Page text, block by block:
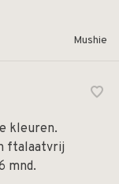
Mushie
kleuren.
ftalaatvrij
mnd.